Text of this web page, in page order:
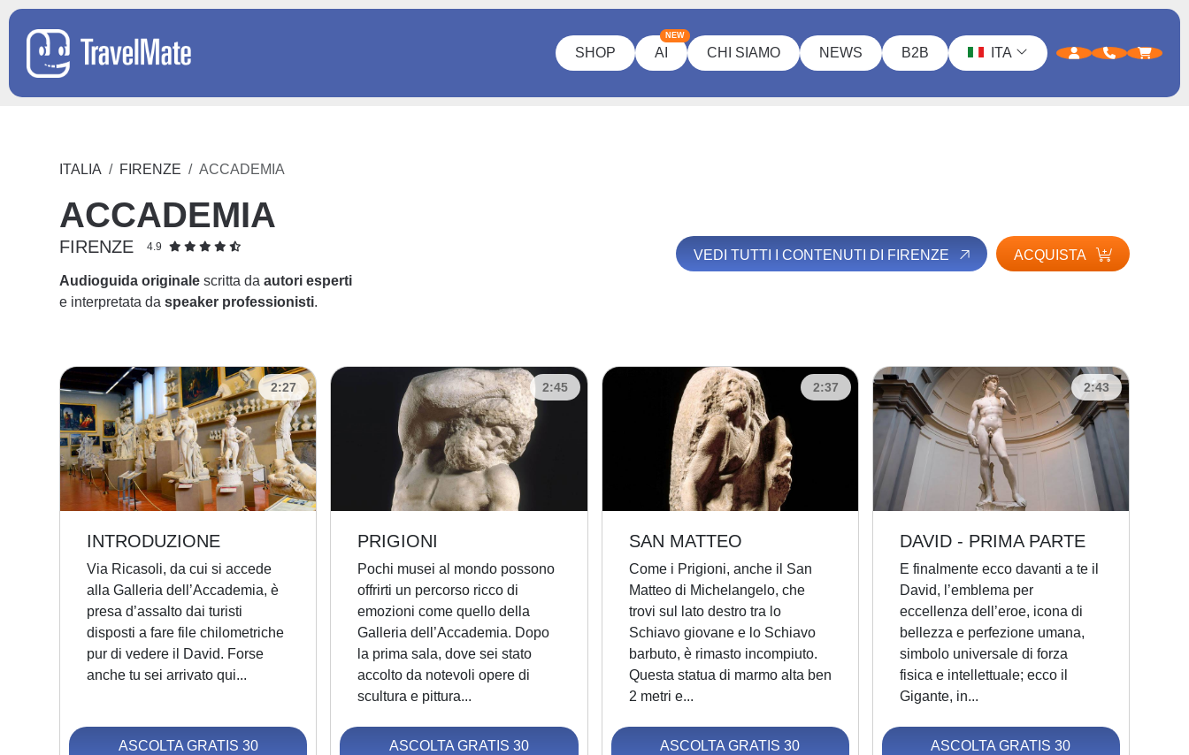
SHOP AI
NEW
CHI SIAMO NEWS B2B ITA
ITALIA FIRENZE ACCADEMIA
ACCADEMIA
FIRENZE 4.9
Audioguida originale scritta daautori esperti
e interpretata daspeaker professionisti.
VEDI TUTTI I CONTENUTI DI FIRENZE ACQUISTA
2:27
INTRODUZIONE
Via Ricasoli, da cui si accede
alla Galleria dell’Accademia, è
presa d’assalto dai turisti
disposti a fare file chilometriche
pur di vedere il David. Forse
anche tu sei arrivato qui...
ASCOLTA GRATIS 30
2:45
PRIGIONI
Pochi musei al mondo possono
offrirti un percorso ricco di
emozioni come quello della
Galleria dell’Accademia. Dopo
la prima sala, dove sei stato
accolto da notevoli opere di
scultura e pittura...
ASCOLTA GRATIS 30
2:37
SAN MATTEO
Come i Prigioni, anche il San
Matteo di Michelangelo, che
trovi sul lato destro tra lo
Schiavo giovane e lo Schiavo
barbuto, è rimasto incompiuto.
Questa statua di marmo alta ben
2 metri e...
ASCOLTA GRATIS 30
2:43
DAVID - PRIMA PARTE
E finalmente ecco davanti a te il
David, l’emblema per
eccellenza dell’eroe, icona di
bellezza e perfezione umana,
simbolo universale di forza
fisica e intellettuale; ecco il
Gigante, in...
ASCOLTA GRATIS 30